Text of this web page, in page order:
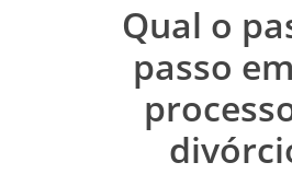
Qual o
passo